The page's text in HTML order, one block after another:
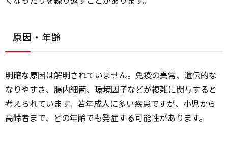
原因・年齢
明確な原因は解明されていません。免疫の異常、遺伝的な
なりやすさ、腸内細菌、環境因子などが複雑に関与すると
考えられています。若年成人に多い疾患ですが、小児から
高齢者まで、どの年齢でも発症する可能性があります。